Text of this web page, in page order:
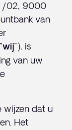
/02, 9000
van
wij"), is
van uw
wijzen dat u
Het